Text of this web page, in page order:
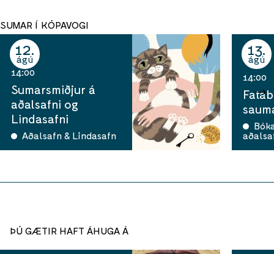
SUMAR Í KÓPAVOGI
12
ágú
14:00
Sumarsmiðjur á
aðalsafni og
Lindasafni
Aðalsafn & Lindasafn
13
ágú
14:00
ÞÚ GÆTIR HAFT ÁHUGA Á